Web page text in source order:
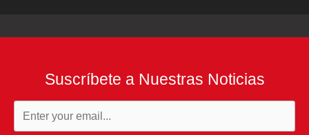
Suscríbete a Nuestras Noticias